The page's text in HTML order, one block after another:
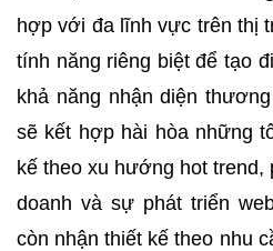
hợp với đa lĩnh vực trên thị
tính năng riêng biệt để tạo
khả năng nhận diện
sẽ kết hợp hài hòa những
kế theo xu hướng hot trend,
doanh và sự phát triển
còn nhận thiết kế theo nhu